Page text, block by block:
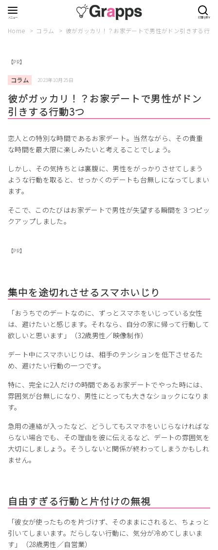
Home コラム 彼がガッカリ！？お家デートで男性がドン引きする行動
【PR】
コラム 2023年10月25日
彼がガッカリ！？お家デートで男性がドン
引きする行動3つ
恋人との特別な時間であるお家デート。当然ながら、その貴重
な時間を最大限に楽しみたいと考えることでしょう。
しかし、その気持ちとは裏腹に、男性をがっかりさせてしまう
ような行動を取ると、せっかくのデートも台無しになってしまい
ます。
そこで、このたびはお家デートで男性が失望する瞬間を３つピッ
クアップしました。
【PR】
集中を途切れさせるスマホいじり
「おうちでのデートなのに、ずっとスマホをいじっている女性
は、避けたいと感じます。それなら、自分の家に帰って行動して
欲しいと思います」（32歳男性／映像制作）
デート中にスマホいじりは、相手のテンションを低下させるた
め、避けたい行動の一つです。
特に、完全に2人だけの時間であるお家デートでやった時には、
雰囲気が台無しになり、男性にとっても大きなショックになりま
す。
急用の連絡が入ったなど、どうしてもスマホをいじらなければな
らない場合でも、その理由を彼に伝えるなど、デートの雰囲気を
大切にしましょう。そうしないと関係が終わってしまうかもしれ
ません。
自由すぎる行動と片付けの無視
「彼女が使ったものを片づけず、そのままにされると、ちょっと
引いてしまいます。だらしない行動に、気分が冷めてしまいま
す」（28歳男性／自営業）